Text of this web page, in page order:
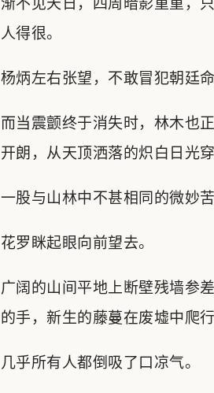
人得很。
杨炳左右张望，不敢冒犯朝廷
而当震颤终于消失时，林木也
开朗，从天顶洒落的炽白日光
一股与山林中不甚相同的微妙
花罗眯起眼向前望去。
广阔的山间平地上断壁残墙参
的手，新生的藤蔓在废墟中爬
几乎所有人都倒吸了口凉气。